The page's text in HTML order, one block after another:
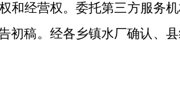
和经营权。委托第三方服务
初稿。经各乡镇水厂确认、